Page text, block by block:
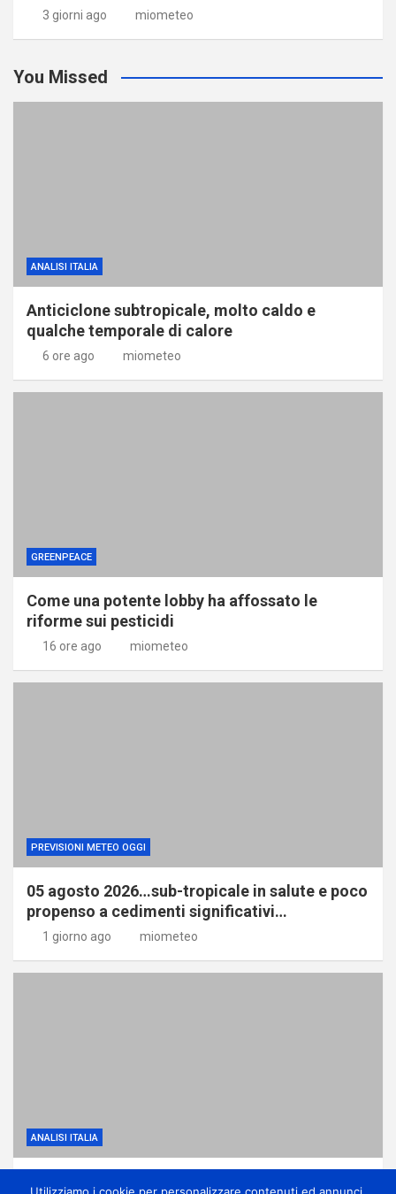
3 giorni ago miometeo
You Missed
ANALISI ITALIA
Anticiclone subtropicale, molto caldo e
qualche temporale di calore
6 ore ago miometeo
GREENPEACE
Come una potente lobby ha affossato le
riforme sui pesticidi
16 ore ago miometeo
PREVISIONI METEO OGGI
05 agosto 2026…sub-tropicale in salute e poco
propenso a cedimenti significativi…
1 giorno ago miometeo
ANALISI ITALIA